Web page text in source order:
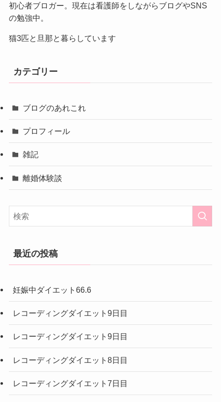
初心者ブロガー。現在は看護師をしながらブログやSNS
の勉強中。
猫3匹と旦那と暮らしています
カテゴリー
ブログのあれこれ
プロフィール
雑記
離婚体験談
最近の投稿
妊娠中ダイエット66.6
レコーディングダイエット9日目
レコーディングダイエット9日目
レコーディングダイエット8日目
レコーディングダイエット7日目